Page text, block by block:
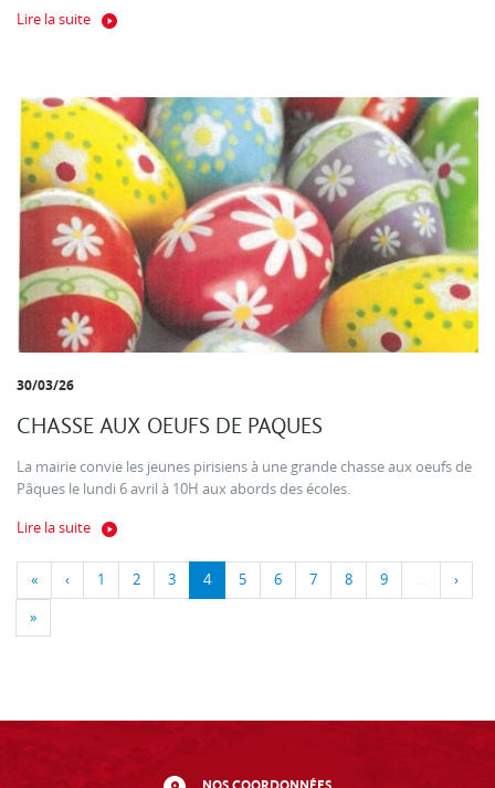
Lire la suite
30/03/26
CHASSE AUX OEUFS DE PAQUES
La mairie convie les jeunes pirisiens à une grande chasse aux oeufs de
Pâques le lundi 6 avril à 10H aux abords des écoles.
Lire la suite
« ‹ 1 2 3 4 5 6 7 8 9 … ›
»